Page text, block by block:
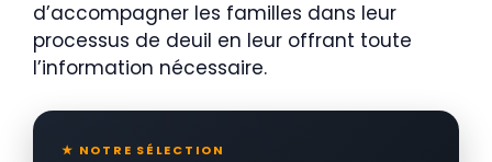
d’accompagner les familles dans leur
processus de deuil en leur offrant toute
l’information nécessaire.
★ NOTRE SÉLECTION